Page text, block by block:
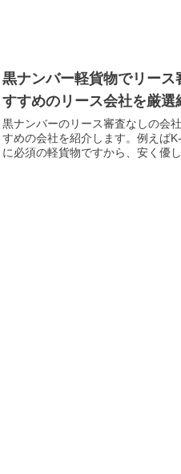
黒ナンバー軽貨物でリー
すすめのリース会社を厳選
黒ナンバーのリース審査なしの会
すめの会社を紹介します。例えば
に必須の軽貨物ですから、安く優